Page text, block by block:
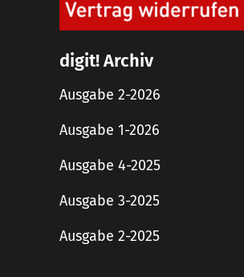
digit! Archiv
Ausgabe 2-2026
Ausgabe 1-2026
Ausgabe 4-2025
Ausgabe 3-2025
Ausgabe 2-2025